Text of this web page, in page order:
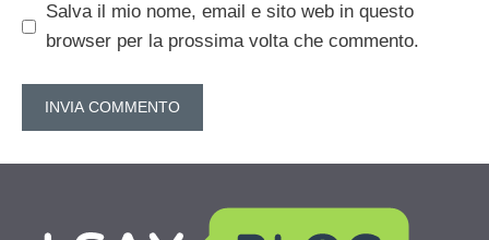
Salva il mio nome, email e sito web in questo
browser per la prossima volta che commento.